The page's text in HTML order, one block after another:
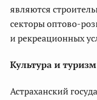
являются
секторы оптово-
и рекреационных
Культура и туризм
Астраханский